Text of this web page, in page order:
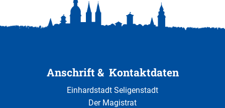
Anschrift & Kontaktdaten
Einhardstadt Seligenstadt
Der Magistrat